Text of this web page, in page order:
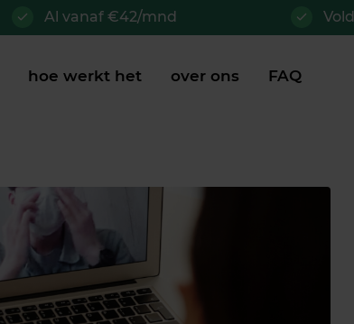
Al vanaf €42/mnd
hoe werkt het over ons FAQ